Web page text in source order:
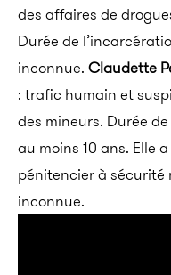
des affaires de
Durée de
inconnue. Claudette
: trafic humain et
des mineurs. Durée
au moins 10 ans. Elle
pénitencier à sécurité
inconnue.